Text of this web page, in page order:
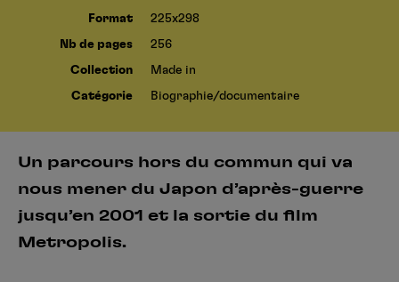
Format 225x298
Nb de pages 256
Collection Made in
Catégorie Biographie/documentaire
Un parcours hors du commun qui va
nous mener du Japon d’après-guerre
jusqu’en 2001 et la sortie du film
Metropolis.